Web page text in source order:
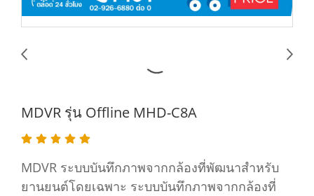
MDVR รุ่น Offline MHD-C8A
MDVR ระบบบันทึกภาพจากกล้องที่พัฒนาสำหรับ
ยานยนต์โดยเฉพาะ ระบบบันทึกภาพจากกล้องที่